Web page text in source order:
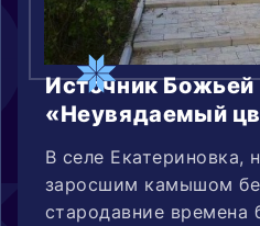
Источник
«Неувядаемый
В селе Екатериновка,
заросшим камышом
стародавние времена